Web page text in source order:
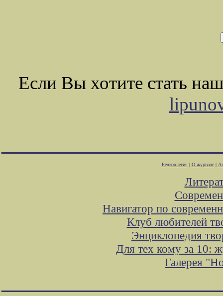
Если Вы хотите стать
Редколлегия| О журнале|
Навигатор по
Клуб любителей
Энциклопедия
Для тех кому за 10:
Галерея